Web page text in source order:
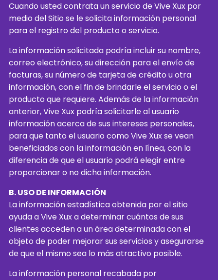
Cuando usted contrata un servicio de Vive Xux por
medio del Sitio se le solicita información personal
para el registro del producto o servicio.
La información solicitada podría incluir su nombre,
correo electrónico, su dirección para el envío de
facturas, su número de tarjeta de crédito u otra
información, con el fin de brindarle el servicio o el
producto que requiere. Además de la información
anterior, Vive Xux podría solicitarle al usuario
información acerca de sus intereses personales,
para que tanto el usuario como Vive Xux se vean
beneficiados con la información en línea, con la
diferencia de que el usuario podrá elegir entre
proporcionar o no dicha información.
B. USO DE INFORMACIÓN
La información estadística obtenida por el sitio
ayuda a Vive Xux a determinar cuántos de sus
clientes acceden a un área determinada con el
objeto de poder mejorar sus servicios y asegurarse
de que el mismo sea lo más atractivo posible.
La información personal recabada por